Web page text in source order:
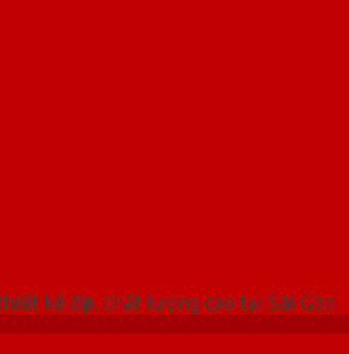
kế đẹp, chất lượng cao tại Sài Gòn